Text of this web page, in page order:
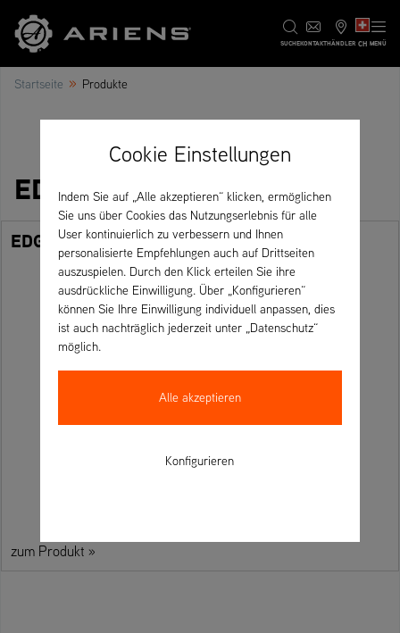
SUCHEKONTAKTHÄNDLER CH MENÜ
Startseite » Produkte
EDGE Serie
EDGE 34
zum Produkt »
Cookie Einstellungen
Indem Sie auf „Alle akzeptieren“ klicken, ermöglichen
Sie uns über Cookies das Nutzungserlebnis für alle
User kontinuierlich zu verbessern und Ihnen
personalisierte Empfehlungen auch auf Drittseiten
auszuspielen. Durch den Klick erteilen Sie ihre
ausdrückliche Einwilligung. Über „Konfigurieren“
können Sie Ihre Einwilligung individuell anpassen, dies
ist auch nachträglich jederzeit unter „Datenschutz“
möglich.
Alle akzeptieren
Konfigurieren